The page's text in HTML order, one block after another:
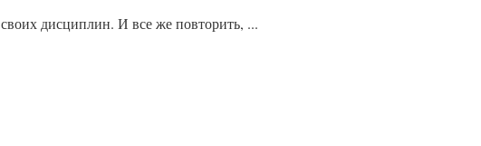
дисциплин. И все же повторить, ...